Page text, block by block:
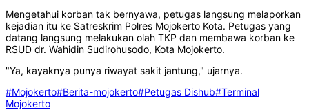
Mengetahui korban tak bernyawa, petugas langsung melaporkan
kejadian itu ke Satreskrim Polres Mojokerto Kota. Petugas yang
datang langsung melakukan olah TKP dan membawa korban ke
RSUD dr. Wahidin Sudirohusodo, Kota Mojokerto.
"Ya, kayaknya punya riwayat sakit jantung," ujarnya.
#Mojokerto#Berita-mojokerto#Petugas Dishub#Terminal
Mojokerto